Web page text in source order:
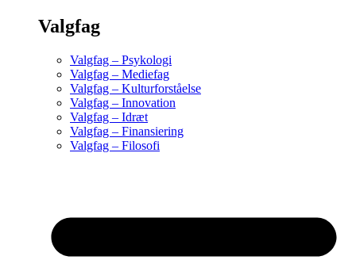
Valgfag
Valgfag – Psykologi
Valgfag – Mediefag
Valgfag – Kulturforståelse
Valgfag – Innovation
Valgfag – Idræt
Valgfag – Finansiering
Valgfag – Filosofi